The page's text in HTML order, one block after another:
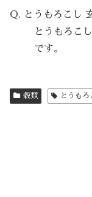
Q. とうもろこし
とうもろこ
です。
穀類 とうもろ